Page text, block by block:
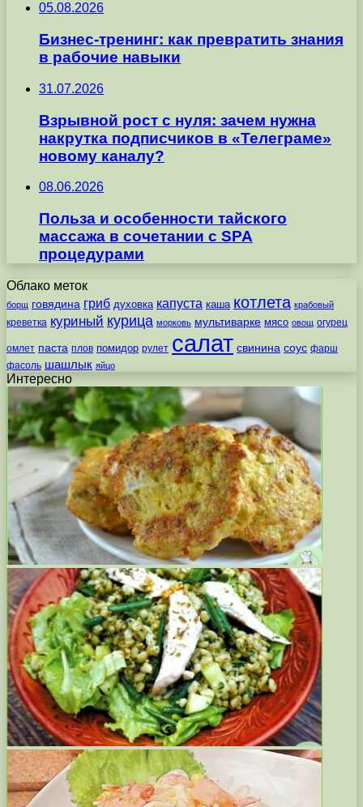
05.08.2026
Бизнес-тренинг: как превратить знания
в рабочие навыки
31.07.2026
Взрывной рост с нуля: зачем нужна
накрутка подписчиков в «Телеграме»
новому каналу?
08.06.2026
Польза и особенности тайского
массажа в сочетании с SPA
процедурами
Облако меток
борщ говядина гриб духовка капуста каша котлета крабовый
креветка куриный курица морковь мультиварке мясо овощ огурец
омлет паста плов помидор рулет салат свинина соус фарш
фасоль шашлык яйцо
Интересно